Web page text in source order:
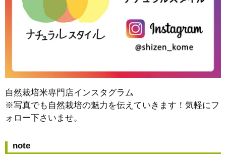
自然栽培米専門店インスタグラム
※写真でも自然栽培の魅力を伝えていきます！気軽にフ
ォロー下さいませ。
note